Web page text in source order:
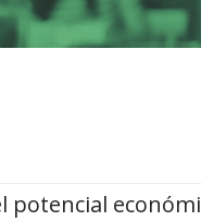
potencial